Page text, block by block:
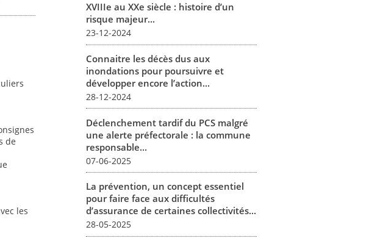
de
les
XVIIIe au XXe siècle : histoire d’un
risque majeur...
23-12-2024
Connaitre les décès dus aux
inondations pour poursuivre et
développer encore l’action...
28-12-2024
Déclenchement tardif du PCS malgré
une alerte préfectorale : la commune
responsable...
07-06-2025
La prévention, un concept essentiel
pour faire face aux difficultés
d’assurance de certaines collectivités...
28-05-2025